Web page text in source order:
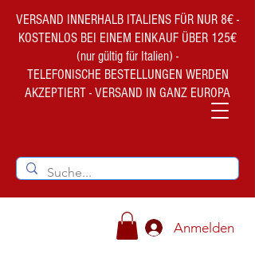
VERSAND INNERHALB ITALIENS FÜR NUR 8€ -
KOSTENLOS BEI EINEM EINKAUF ÜBER 125€
(nur gültig für Italien) -
TELEFONISCHE BESTELLUNGEN WERDEN
AKZEPTIERT - VERSAND IN GANZ EUROPA
Anmelden